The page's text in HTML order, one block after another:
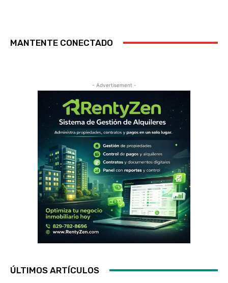
MANTENTE CONECTADO
- Advertisement -
ÚLTIMOS ARTÍCULOS